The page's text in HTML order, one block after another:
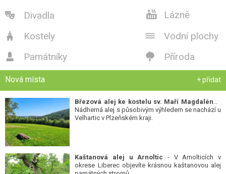
 Divadla  Lázně
 Kostely  Vodní plochy
 Památníky  Příroda
Nová místa + přidat
Nádherná alej s působivým výhledem se nachází u
Velhartic v Plzeňském kraji.
Kaštanová alej u Arnoltic
- V Arnolticích v
okrese Liberec objevíte krásnou kaštanovou alej
památných stromů.